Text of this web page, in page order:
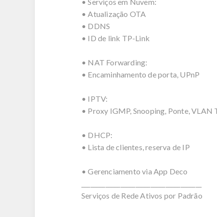
• Atualização OTA
• DDNS
• ID de link TP-Link
• NAT Forwarding:
• Encaminhamento de porta, UPnP
• IPTV:
• Proxy IGMP, Snooping, Ponte, VLAN
• DHCP:
• Lista de clientes, reserva de IP
• Gerenciamento via App Deco
Serviços de Rede Ativos por Padrão